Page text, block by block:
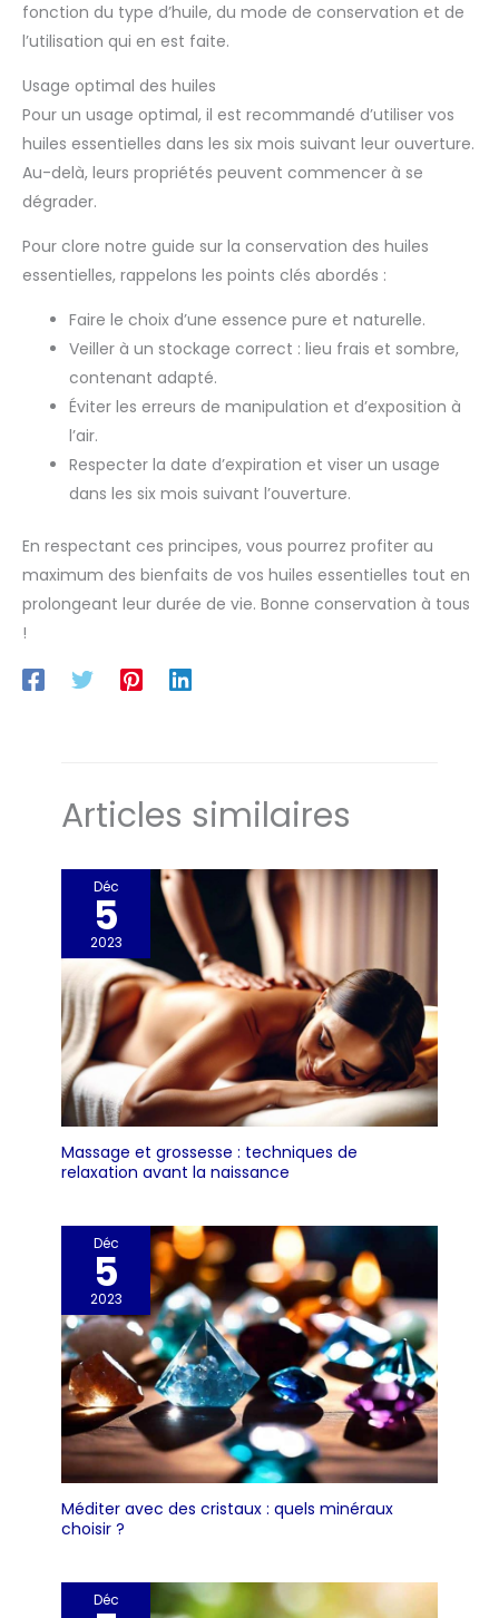
fonction du type d’huile, du mode de conservation et de
l’utilisation qui en est faite.
Usage optimal des huiles
Pour un usage optimal, il est recommandé d’utiliser vos
huiles essentielles dans les six mois suivant leur ouverture.
Au-delà, leurs propriétés peuvent commencer à se
dégrader.
Pour clore notre guide sur la conservation des huiles
essentielles, rappelons les points clés abordés :
Faire le choix d’une essence pure et naturelle.
Veiller à un stockage correct : lieu frais et sombre,
contenant adapté.
Éviter les erreurs de manipulation et d’exposition à
l’air.
Respecter la date d’expiration et viser un usage
dans les six mois suivant l’ouverture.
En respectant ces principes, vous pourrez profiter au
maximum des bienfaits de vos huiles essentielles tout en
prolongeant leur durée de vie. Bonne conservation à tous
!
Articles similaires
Déc
5
2023
Massage et grossesse : techniques de
relaxation avant la naissance
Déc
5
2023
Méditer avec des cristaux : quels minéraux
choisir ?
Déc